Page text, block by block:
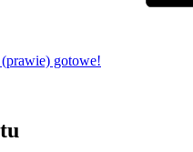
gotowe!